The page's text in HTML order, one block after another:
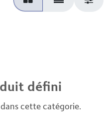
défini
cette catégorie.